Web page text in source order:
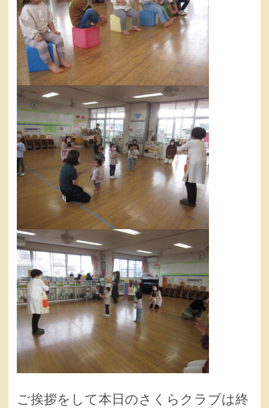
ご挨拶をして本日のさくらクラブは終